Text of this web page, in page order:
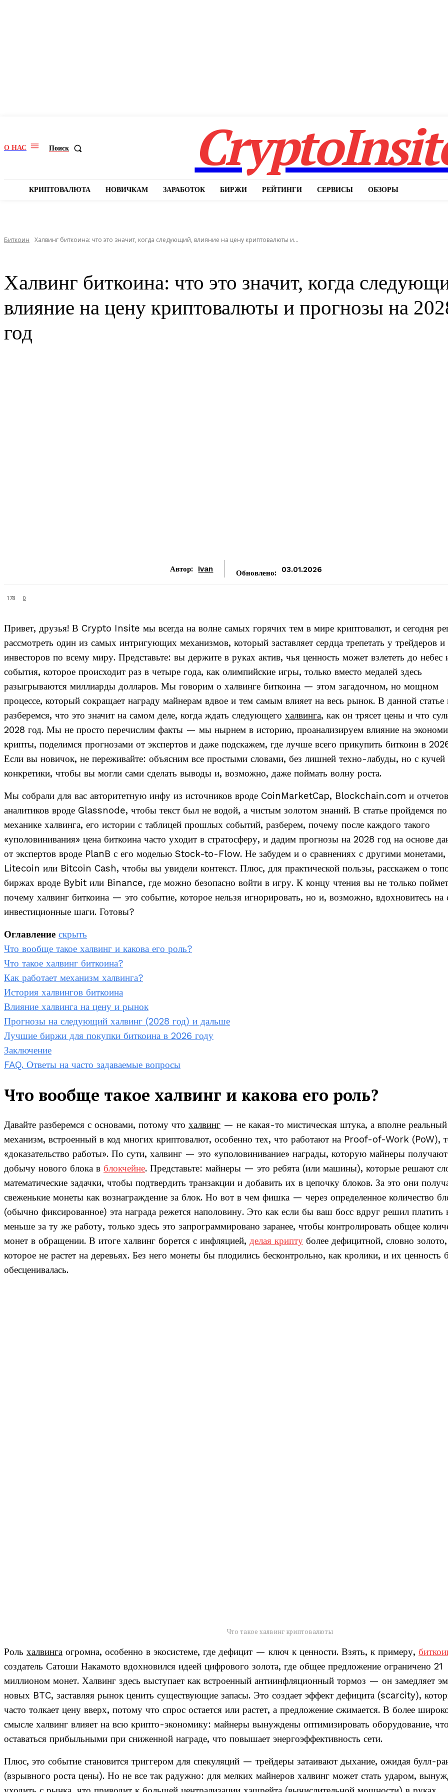
О НАС Поиск
КРИПТОВАЛЮТА НОВИЧКАМ ЗАРАБОТОК БИРЖИ РЕЙТИНГИ СЕРВИСЫ ОБЗОРЫ
Биткоин Халвинг биткоина: что это значит, когда следующий, влияние на цену криптовалюты и...
Халвинг биткоина: что это значит, когда
влияние на цену криптовалюты и прогнозы на
год
Автор: Ivan Обновлено: 03.01.2026
178 0
Привет, друзья! В Crypto Insite мы всегда на волне самых горячих тем в мире криптовалют, и сегодня
рассмотреть один из самых интригующих механизмов, который заставляет сердца трепетать у трейдеров и
инвесторов по всему миру. Представьте: вы держите в руках актив, чья ценность может взлететь до небес
события, которое происходит раз в четыре года, как олимпийские игры, только вместо медалей здесь
разыгрываются миллиарды долларов. Мы говорим о халвинге биткоина — этом загадочном, но мощном
процессе, который сокращает награду майнерам вдвое и тем самым влияет на весь рынок. В данной
разберемся, что это значит на самом деле, когда ждать следующего халвинга, как он трясет цены и что
2028 год. Мы не просто перечислим факты — мы нырнем в историю, проанализируем влияние на
крипты, поделимся прогнозами от экспертов и даже подскажем, где лучше всего прикупить биткоин в
Если вы новичок, не переживайте: объясним все простыми словами, без лишней техно-лабуды, но с кучей
конкретики, чтобы вы могли сами сделать выводы и, возможно, даже поймать волну роста.
Мы собрали для вас авторитетную инфу из источников вроде CoinMarketCap, Blockchain.com и
аналитиков вроде Glassnode, чтобы текст был не водой, а чистым золотом знаний. В статье пройдемся по
механике халвинга, его истории с таблицей прошлых событий, разберем, почему после каждого такого
«уполовинивания» цена биткоина часто уходит в стратосферу, и дадим прогнозы на 2028 год на основе
от экспертов вроде PlanB с его моделью Stock-to-Flow. Не забудем и о сравнениях с другими монетами,
Litecoin или Bitcoin Cash, чтобы вы увидели контекст. Плюс, для практической пользы, расскажем о
биржах вроде Bybit или Binance, где можно безопасно войти в игру. К концу чтения вы не только
почему халвинг биткоина — это событие, которое нельзя игнорировать, но и, возможно, вдохновитесь на
инвестиционные шаги. Готовы?
Оглавление скрыть
Что вообще такое халвинг и какова его роль?
Что такое халвинг биткоина?
Как работает механизм халвинга?
История халвингов биткоина
Влияние халвинга на цену и рынок
Прогнозы на следующий халвинг (2028 год) и дальше
Лучшие биржи для покупки биткоина в 2026 году
Заключение
FAQ. Ответы на часто задаваемые вопросы
Что вообще такое халвинг и какова его роль?
Давайте разберемся с основами, потому что халвинг — не какая-то мистическая штука, а вполне реальный
механизм, встроенный в код многих криптовалют, особенно тех, что работают на Proof-of-Work (PoW),
«доказательство работы». По сути, халвинг — это «уполовинивание» награды, которую майнеры
добычу нового блока в блокчейне. Представьте: майнеры — это ребята (или машины), которые решают
математические задачки, чтобы подтвердить транзакции и добавить их в цепочку блоков. За это они
свеженькие монеты как вознаграждение за блок. Но вот в чем фишка — через определенное количество
(обычно фиксированное) эта награда режется наполовину. Это как если бы ваш босс вдруг решил платить
меньше за ту же работу, только здесь это запрограммировано заранее, чтобы контролировать общее
монет в обращении. В итоге халвинг борется с инфляцией, делая крипту более дефицитной, словно золото,
которое не растет на деревьях. Без него монеты бы плодились бесконтрольно, как кролики, и их ценность
обесценивалась.
Что такое халвинг криптовалюты
Роль халвинга огромна, особенно в экосистеме, где дефицит — ключ к ценности. Взять, к примеру,
создатель Сатоши Накамото вдохновился идеей цифрового золота, где общее предложение ограничено 21
миллионом монет. Халвинг здесь выступает как встроенный антиинфляционный тормоз — он замедляет
новых BTC, заставляя рынок ценить существующие запасы. Это создает эффект дефицита (scarcity),
часто толкает цену вверх, потому что спрос остается или растет, а предложение сжимается. В более
смысле халвинг влияет на всю крипто-экономику: майнеры вынуждены оптимизировать оборудование,
оставаться прибыльными при сниженной награде, что повышает энергоэффективность сети.
Плюс, это событие становится триггером для спекуляций — трейдеры затаивают дыхание, ожидая булл-
(взрывного роста цены). Но не все так радужно: для мелких майнеров халвинг может стать ударом,